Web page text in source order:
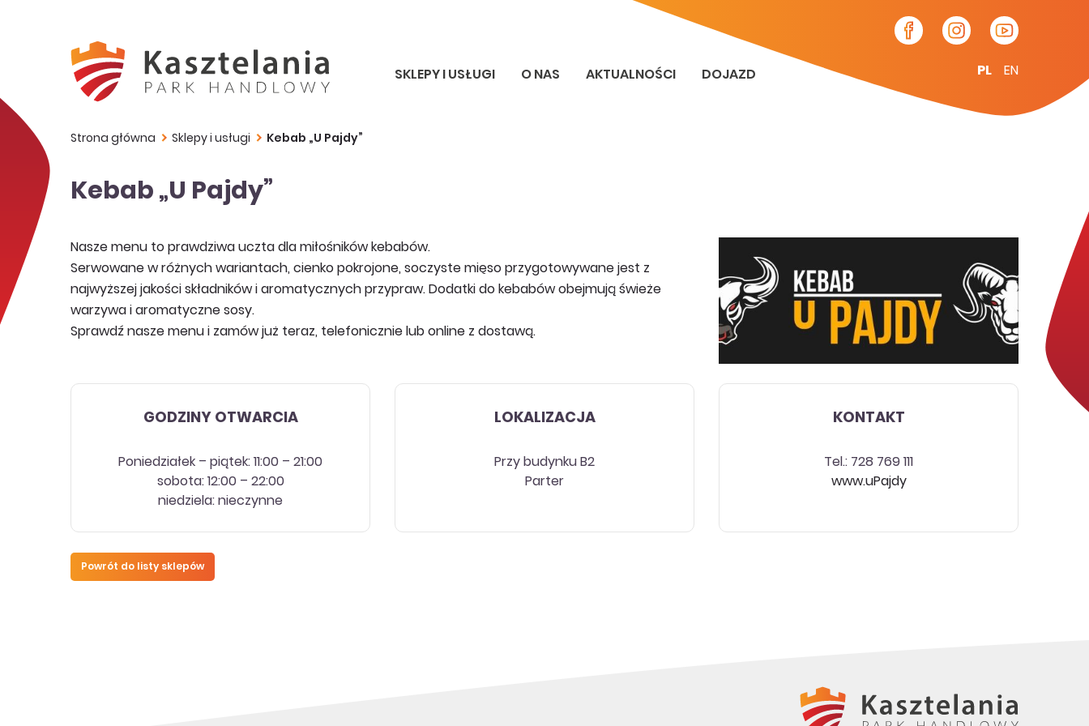
SKLEPY I USŁUGI O NAS AKTUALNOŚCI DOJAZD PL EN
Strona główna Sklepy i usługi Kebab „U Pajdy”
Kebab „U Pajdy”
Nasze menu to prawdziwa uczta dla miłośników kebabów.
Serwowane w różnych wariantach, cienko pokrojone, soczyste mięso przygotowywane jest z
najwyższej jakości składników i aromatycznych przypraw. Dodatki do kebabów obejmują świeże
warzywa i aromatyczne sosy.
Sprawdź nasze menu i zamów już teraz, telefonicznie lub online z dostawą.
GODZINY OTWARCIA
Poniedziałek – piątek: 11:00 – 21:00
sobota: 12:00 – 22:00
niedziela: nieczynne
LOKALIZACJA
Przy budynku B2
Parter
KONTAKT
Tel.: 728 769 111
www.uPajdy
Powrót do listy sklepów